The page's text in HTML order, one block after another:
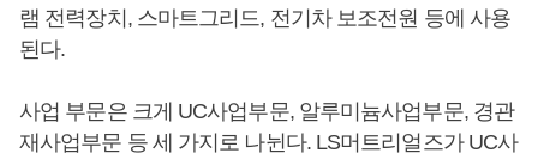
램 전력장치, 스마트그리드, 전기차 보조전원 등에 사용
된다.
사업 부문은 크게 UC사업부문, 알루미늄사업부문, 경관
재사업부문 등 세 가지로 나뉜다. LS머트리얼즈가 UC사